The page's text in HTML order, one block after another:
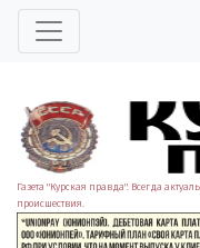
Газета "Курская правда". Всегда
происшествия.